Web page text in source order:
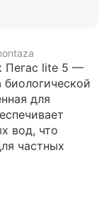
Пегас lite 5 —
для
вод, что
частных